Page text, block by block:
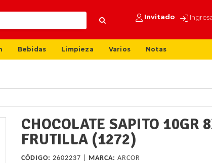
Invitado
Bebidas Limpieza Varios Notas
CHOCOLATE SAPITO 10GR
FRUTILLA (1272)
CÓDIGO: 2602237 | MARCA: ARCOR